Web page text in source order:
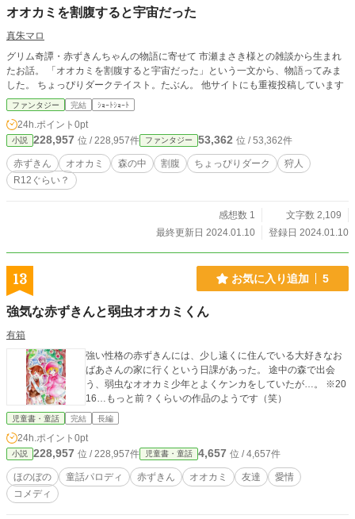
オオカミを割腹すると宇宙だった
真朱マロ
グリム奇譚・赤ずきんちゃんの物語に寄せて 市瀬まさき様との雑談から生まれ
たお話。 「オオカミを割腹すると宇宙だった」という一文から、物語ってみま
した。 ちょっぴりダークテイスト。たぶん。 他サイトにも重複投稿しています
ファンタジー 完結 ｼｮｰﾄｼｮｰﾄ
24h.ポイント 0pt
小説 228,957 位 / 228,957件 ファンタジー 53,362 位 / 53,362件
赤ずきん オオカミ 森の中 割腹 ちょっぴりダーク
狩人
R12ぐらい？
感想数 1
文字数 2,109
最終更新日 2024.01.10
登録日 2024.01.10
13 お気に入り追加 5
強気な赤ずきんと弱虫オオカミくん
有箱
強い性格の赤ずきんには、少し遠くに住んでいる大好きなお
ばあさんの家に行くという日課があった。 途中の森で出会
う、弱虫なオオカミ少年とよくケンカをしていたが…。 ※20
16…もっと前？くらいの作品のようです（笑）
児童書・童話 完結 長編
24h.ポイント 0pt
小説 228,957 位 / 228,957件 児童書・童話 4,657 位 / 4,657件
ほのぼの 童話パロディ 赤ずきん オオカミ 友達
愛情
コメディ